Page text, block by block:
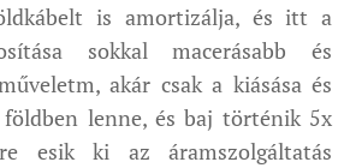
is amortizálja, és itt a
sokkal macerásabb és
akár csak a kiásása és
földben lenne, és baj történik 5x
esik ki az áramszolgáltatás